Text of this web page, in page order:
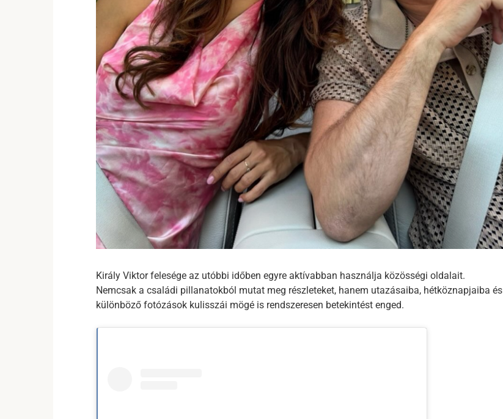
Király Viktor felesége az utóbbi időben egyre aktívabban használja közösségi oldalait.
Nemcsak a családi pillanatokból mutat meg részleteket, hanem utazásaiba, hétköznapjaiba és
különböző fotózások kulisszái mögé is rendszeresen betekintést enged.